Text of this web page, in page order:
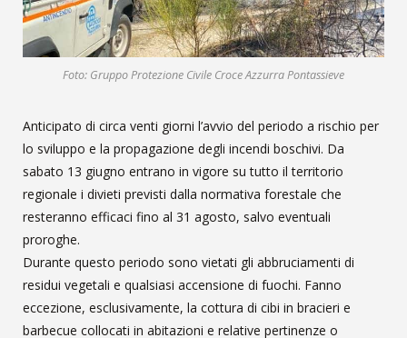
Foto: Gruppo Protezione Civile Croce Azzurra Pontassieve
Anticipato di circa venti giorni l’avvio del periodo a rischio per
lo sviluppo e la propagazione degli incendi boschivi. Da
sabato 13 giugno entrano in vigore su tutto il territorio
regionale i divieti previsti dalla normativa forestale che
resteranno efficaci fino al 31 agosto, salvo eventuali
proroghe.
Durante questo periodo sono vietati gli abbruciamenti di
residui vegetali e qualsiasi accensione di fuochi. Fanno
eccezione, esclusivamente, la cottura di cibi in bracieri e
barbecue collocati in abitazioni e relative pertinenze o